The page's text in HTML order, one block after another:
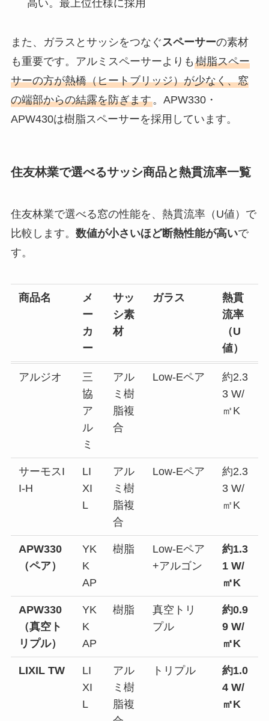
高い。最上位仕様に採用
また、ガラスとサッシをつなぐスペーサーの素材
も重要です。アルミスペーサーよりも 樹脂スペー
サーの方が熱橋（ヒートブリッジ）が少なく、窓
の端部からの結露を防ぎます。APW330・
APW430は樹脂スペーサーを採用しています。
住友林業で選べるサッシ商品と熱貫流率一覧
住友林業で選べる窓の性能を、熱貫流率（U値）で
比較します。 数値が小さいほど断熱性能が高いで
す。
商品名
メ
ー
カ
ー
サッ
シ素
材
ガラス
熱貫
流率
（U
値）
アルジオ
三
協
ア
ル
ミ
アル
ミ樹
脂複
合
Low-Eペア
約2.3
3 W/
㎡K
サーモスI
I-H
LI
XI
L
アル
ミ樹
脂複
合
Low-Eペア
約2.3
3 W/
㎡K
APW330
（ペア）
YK
K
AP
樹脂
Low-Eペア
+アルゴン
約1.3
1 W/
㎡K
APW330
（真空ト
リプル）
YK
K
AP
樹脂
真空トリ
プル
約0.9
9 W/
㎡K
LIXIL TW
LI
XI
L
アル
ミ樹
脂複
トリプル
約1.0
4 W/
㎡K